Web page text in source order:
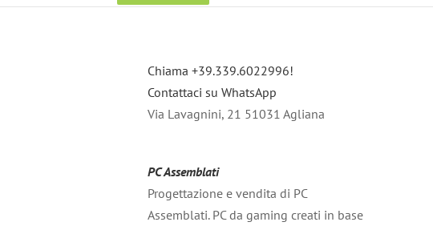
Chiama +39.339.6022996!
Contattaci su WhatsApp
Via Lavagnini, 21 51031 Agliana
PC Assemblati
Progettazione e vendita di PC
Assemblati. PC da gaming creati in base